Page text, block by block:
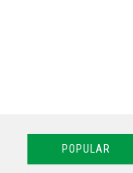
POPULAR